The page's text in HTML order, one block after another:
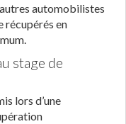
automobilistes
récupérés en
stage de
lors d’une